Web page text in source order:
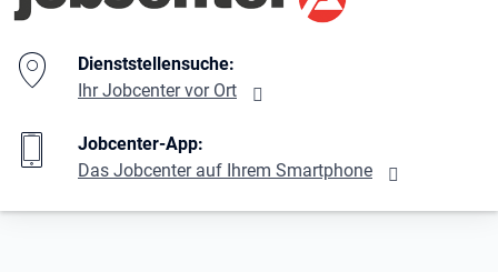
Dienststellensuche:
Ihr Jobcenter vor Ort
Jobcenter-App:
Das Jobcenter auf Ihrem Smartphone